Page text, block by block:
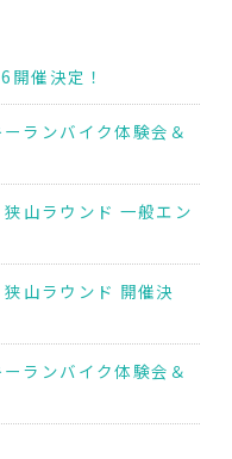
開催決定！
ランバイク体験会＆
山ラウンド 一般エン
山ラウンド 開催決
ランバイク体験会＆